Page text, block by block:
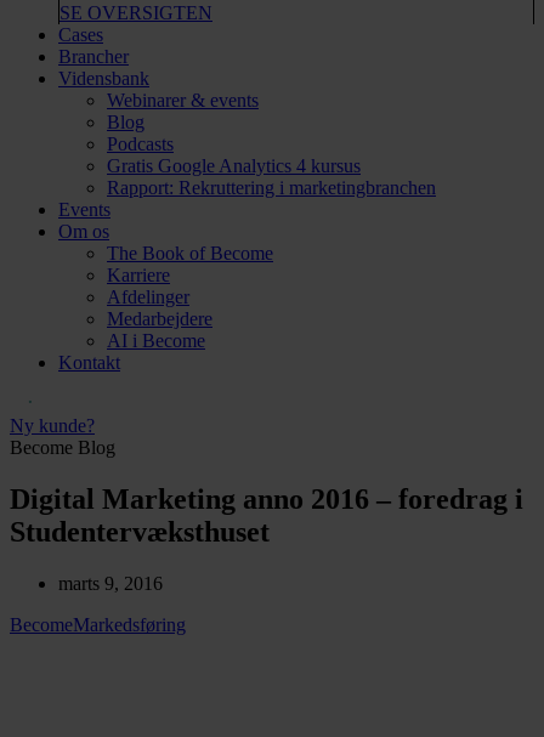
SE OVERSIGTEN
Cases
Brancher
Vidensbank
Webinarer & events
Blog
Podcasts
Gratis Google Analytics 4 kursus
Rapport: Rekruttering i marketingbranchen
Events
Om os
The Book of Become
Karriere
Afdelinger
Medarbejdere
AI i Become
Kontakt
Ny kunde?
Become Blog
Digital Marketing anno 2016 – foredrag i
Studentervæksthuset
marts 9, 2016
BecomeMarkedsføring